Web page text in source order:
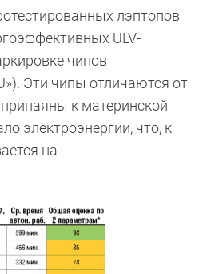
лэптопов
ULV-
чипов
Эти чипы отличаются от
к материнской
электроэнергии, что, к
на